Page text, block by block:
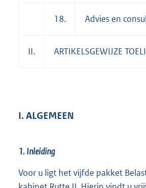
18. Advies en
II. ARTIKELSGEWIJZE
I. ALGEMEEN
1. Inleiding
Voor u ligt het vijfde pakket